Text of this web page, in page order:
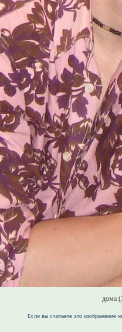
дома
Если вы считаете это изображение